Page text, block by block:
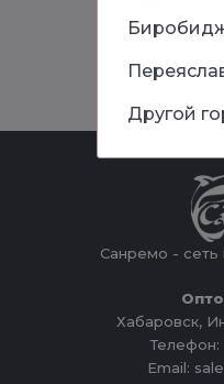
Санремо - сеть
Хабаровск,
Телефон:
Email:
Другой